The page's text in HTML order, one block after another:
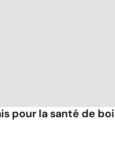
pour la santé de